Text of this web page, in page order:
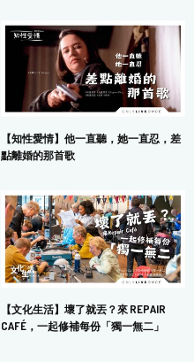
【知性愛情】他一直聽，她一直忍，差
點離婚的那首歌
【文化生活】壞了就丟？來 REPAIR
CAFÉ，一起修補每份「獨一無二」